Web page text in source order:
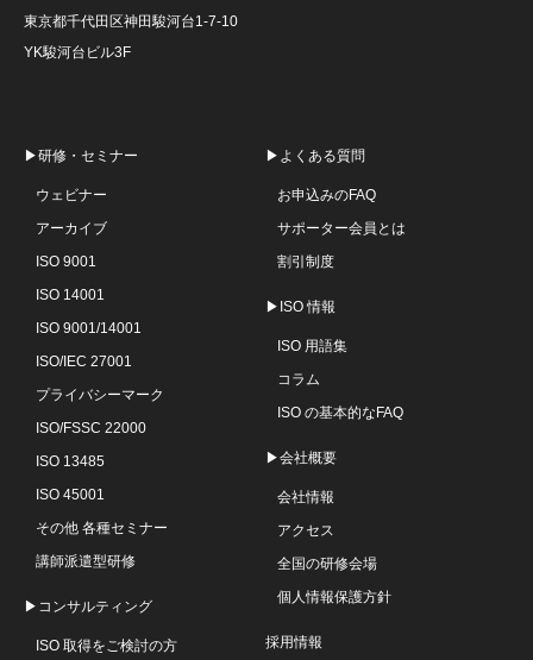
東京都千代田区神田駿河台1-7-10
YK駿河台ビル3F
▶研修・セミナー
ウェビナー
アーカイブ
ISO 9001
ISO 14001
ISO 9001/14001
ISO/IEC 27001
プライバシーマーク
ISO/FSSC 22000
ISO 13485
ISO 45001
その他 各種セミナー
講師派遣型研修
▶コンサルティング
ISO 取得をご検討の方
▶よくある質問
お申込みのFAQ
サポーター会員とは
割引制度
▶ISO 情報
ISO 用語集
コラム
ISO の基本的なFAQ
▶会社概要
会社情報
アクセス
全国の研修会場
個人情報保護方針
採用情報